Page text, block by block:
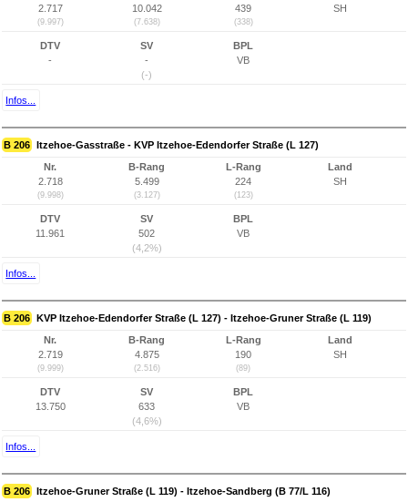
2.717
(9.997)
10.042
(7.638)
439
(338)
SH
DTV
-
SV
-
(-)
BPL
VB
Infos...
B 206 Itzehoe-Gasstraße - KVP Itzehoe-Edendorfer Straße (L 127)
Nr.
2.718
(9.998)
B-Rang
5.499
(3.127)
L-Rang
224
(123)
Land
SH
DTV
11.961
SV
502
(4,2%)
BPL
VB
Infos...
B 206 KVP Itzehoe-Edendorfer Straße (L 127) - Itzehoe-Gruner Straße (L 119)
Nr.
2.719
(9.999)
B-Rang
4.875
(2.516)
L-Rang
190
(89)
Land
SH
DTV
13.750
SV
633
(4,6%)
BPL
VB
Infos...
B 206 Itzehoe-Gruner Straße (L 119) - Itzehoe-Sandberg (B 77/L 116)